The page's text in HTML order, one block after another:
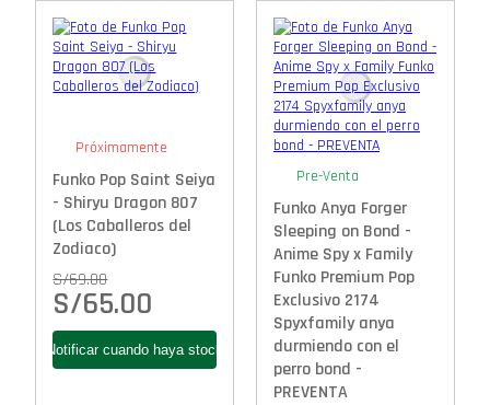
Próximamente
Funko Pop Saint Seiya
- Shiryu Dragon 807
(Los Caballeros del
Zodiaco)
S/69.00
S/65.00
Pre-Venta
Funko Anya Forger
Sleeping on Bond -
Anime Spy x Family
Funko Premium Pop
Exclusivo 2174
Spyxfamily anya
durmiendo con el
perro bond -
PREVENTA